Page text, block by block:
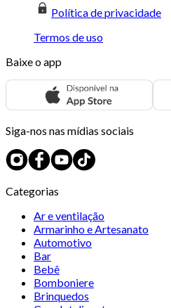
Política de privacidade
Termos de uso
Baixe o app
Siga-nos nas mídias sociais
Categorias
Ar e ventilação
Armarinho e Artesanato
Automotivo
Bar
Bebê
Bomboniere
Brinquedos